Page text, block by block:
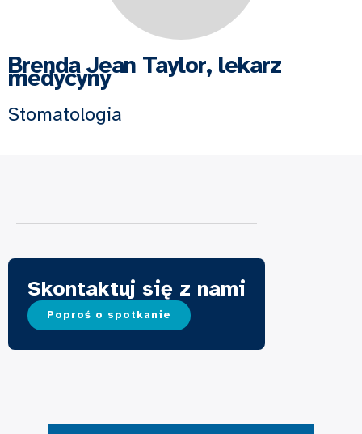
Brenda Jean Taylor, lekarz
medycyny
Stomatologia
Skontaktuj się z nami
Poproś o spotkanie